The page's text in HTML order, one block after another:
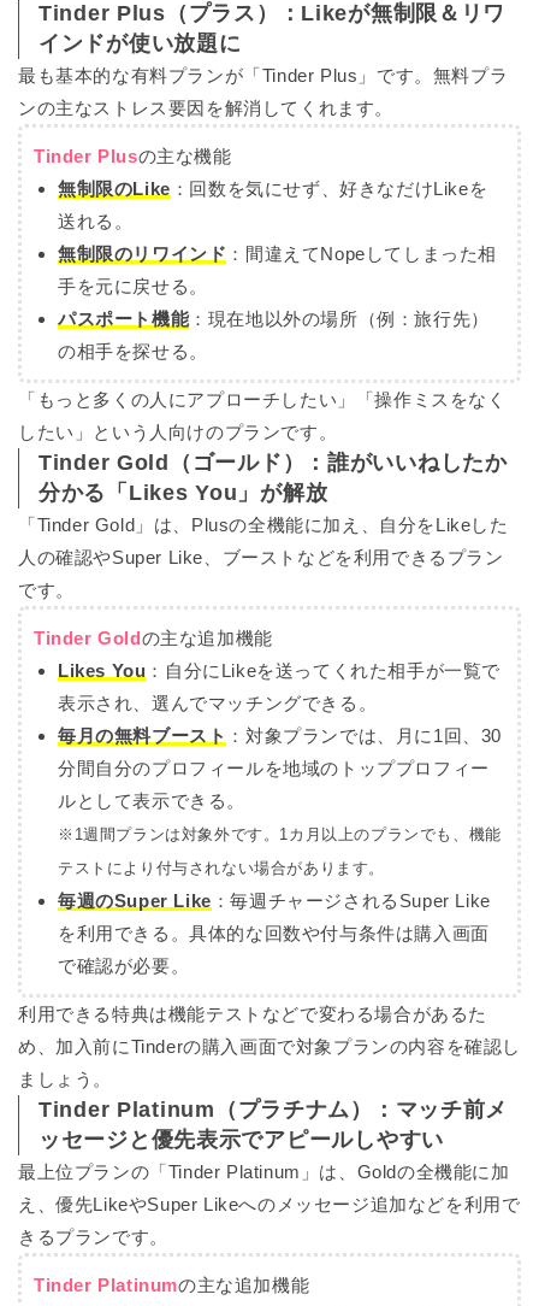
Tinder Plus（プラス）：Likeが無制限＆リワ
インドが使い放題に
最も基本的な有料プランが「Tinder Plus」です。無料プラ
ンの主なストレス要因を解消してくれます。
Tinder Plusの主な機能
無制限のLike ： 回数を気にせず、好きなだけLikeを
送れる。
無制限のリワインド ： 間違えてNopeしてしまった相
手を元に戻せる。
パスポート機能： 現在地以外の場所（例：旅行先）
の相手を探せる。
「もっと多くの人にアプローチしたい」「操作ミスをなく
したい」という人向けのプランです。
Tinder Gold（ゴールド）：誰がいいねしたか
分かる「Likes You」が解放
「Tinder Gold」は、Plusの全機能に加え、自分をLikeした
人の確認やSuper Like、ブーストなどを利用できるプラン
です。
Tinder Goldの主な追加機能
Likes You ： 自分にLikeを送ってくれた相手が一覧で
表示され、選んでマッチングできる。
毎月の無料ブースト ：対象プランでは、月に1回、30
分間自分のプロフィールを地域のトッププロフィー
ルとして表示できる。
※1週間プランは対象外です。1カ月以上のプランでも、機能
テストにより付与されない場合があります。
毎週のSuper Like ：毎週チャージされるSuper Like
を利用できる。具体的な回数や付与条件は購入画面
で確認が必要。
利用できる特典は機能テストなどで変わる場合があるた
め、加入前にTinderの購入画面で対象プランの内容を確認し
ましょう。
Tinder Platinum（プラチナム）：マッチ前メ
ッセージと優先表示でアピールしやすい
最上位プランの「Tinder Platinum」は、Goldの全機能に加
え、優先LikeやSuper Likeへのメッセージ追加などを利用で
きるプランです。
Tinder Platinumの主な追加機能